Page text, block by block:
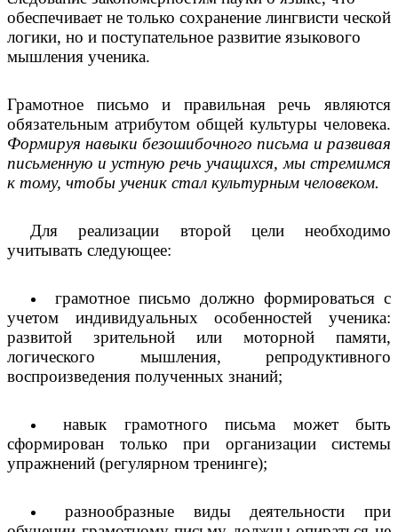
обеспечивает не только сохранение лингвисти ческой
логики, но и поступательное развитие языкового
мышления ученика.
Грамотное письмо и правильная речь являются
обязательным атрибутом общей культуры человека.
Формируя навыки безошибочного письма и развивая
письменную и устную речь учащихся, мы стремимся
к тому, чтобы ученик стал культурным человеком.
Для реализации второй цели необходимо
учитывать следующее:
грамотное письмо должно формироваться с
учетом индивидуальных особенностей ученика:
развитой зрительной или моторной памяти,
логического мышления, репродуктивного
воспроизведения полученных знаний;
навык грамотного письма может быть
сформирован только при организации системы
упражнений (регулярном тренинге);
разнообразные виды деятельности при